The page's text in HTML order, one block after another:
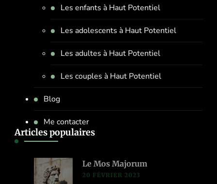
Les enfants à Haut Potentiel
Les adolescents à Haut Potentiel
Les adultes à Haut Potentiel
Les couples à Haut Potentiel
Blog
Me contacter
Articles populaires
Le Mos Majorum
20 FÉVRIER 2023